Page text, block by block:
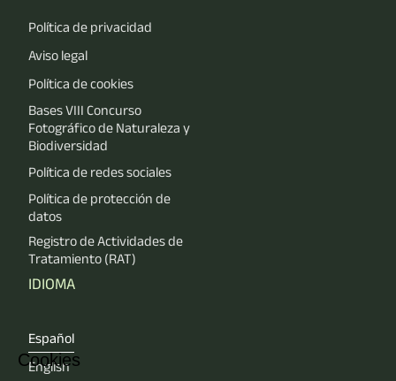
Política de privacidad
Aviso legal
Política de cookies
Bases VIII Concurso
Fotográfico de Naturaleza y
Biodiversidad
Política de redes sociales
Política de protección de
datos
Registro de Actividades de
Tratamiento (RAT)
IDIOMA
Español
English
Cookies